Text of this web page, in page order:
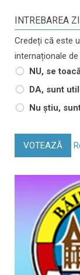
INTREBAREA
Credeți că este
internaționale
NU, se
DA, sunt
Nu știu,
VOTEAZĂ